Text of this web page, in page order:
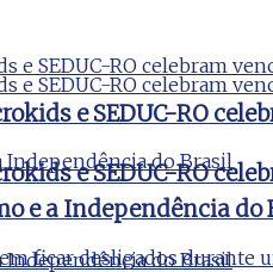
e SEDUC-RO
e SEDUC-RO
e a Independência do